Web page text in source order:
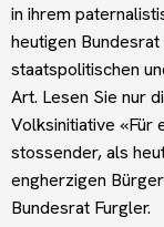
in ihrem
heutigen
staatspolitischen
Art. Lesen Sie nur
Volksinitiative «Für
stossender, als
engherzigen
Bundesrat Furgler.